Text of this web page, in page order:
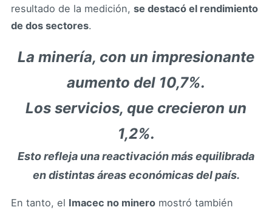
resultado de la medición, se destacó el rendimiento
de dos sectores.
La minería, con un impresionante
aumento del 10,7%.
Los servicios, que crecieron un
1,2%.
Esto refleja una reactivación más equilibrada
en distintas áreas económicas del país.
En tanto, el Imacec no minero mostró también